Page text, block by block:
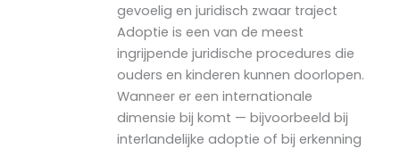
gevoelig en juridisch zwaar traject
Adoptie is een van de meest
ingrijpende juridische procedures die
ouders en kinderen kunnen doorlopen.
Wanneer er een internationale
dimensie bij komt — bijvoorbeeld bij
interlandelijke adoptie of bij erkenning